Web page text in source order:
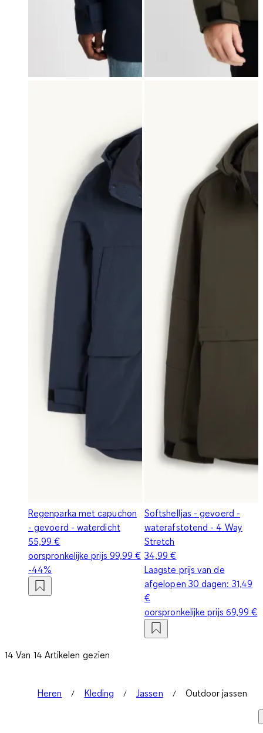
Regenparka met capuchon
- gevoerd - waterdicht
55,99 €
oorspronkelijke prijs 99,99 €
-44%
Softshelljas - gevoerd -
waterafstotend - 4 Way
Stretch
34,99 €
Laagste prijs van de
afgelopen 30 dagen: 31,49
€
oorspronkelijke prijs 69,99 €
14 Van 14 Artikelen gezien
Heren Kleding Jassen Outdoor jassen